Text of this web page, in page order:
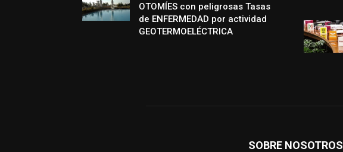
OTOMÍES con peligrosas Tasas
de ENFERMEDAD por actividad
GEOTERMOELÉCTRICA
SOBRE NOSOTROS